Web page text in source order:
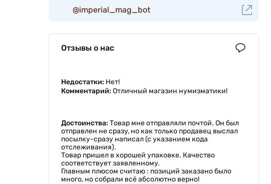
@imperial_mag_bot
Отзывы о нас
Недостатки: Нет!
Комментарий: Отличный магазин нумизматики!
Достоинства: Товар мне отправляли почтой. Он был
отправлен не сразу, но как только продавец выслал
посылку-сразу написал (с указанием кода
отслеживания).
Товар пришел в хорошей упаковке. Качество
соответствует заявленному.
Главным плюсом считаю : позиций заказано было
много, но собрали всё абсолютно верно!